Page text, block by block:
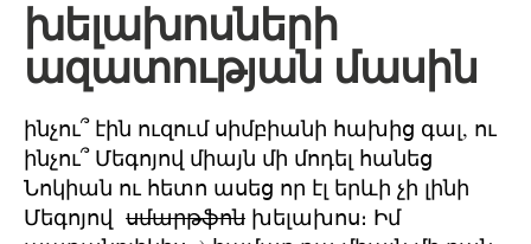
խելախոսների
ազատության մասին
ինչու՞ էին ուզում սիմբիանի հախից գալ, ու
ինչու՞ Մեգոյով միայն մի մոդել հանեց
Նոկիան ու հետո ասեց որ էլ երևի չի լինի
Մեգոյով սմարթֆոն խելախոս։ Իմ